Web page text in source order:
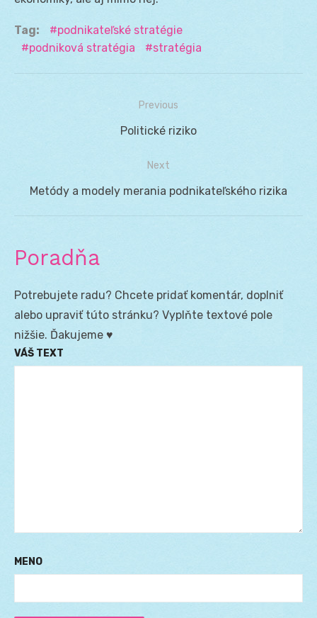
Tag:
podnikateľské stratégie
podniková stratégia
stratégia
Previous
Previous
Politické riziko
Next
Next
Metódy a modely merania podnikateľského rizika
Poradňa
Potrebujete radu? Chcete pridať komentár, doplniť
alebo upraviť túto stránku? Vyplňte textové pole
nižšie. Ďakujeme ♥
VÁŠ TEXT
MENO